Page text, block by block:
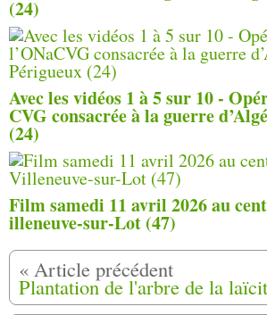
(24)
Avec les vidéos 1 à 5 sur 10 -
CVG consacrée à la guerre
(24)
Film samedi 11 avril 2026 au
illeneuve-sur-Lot (47)